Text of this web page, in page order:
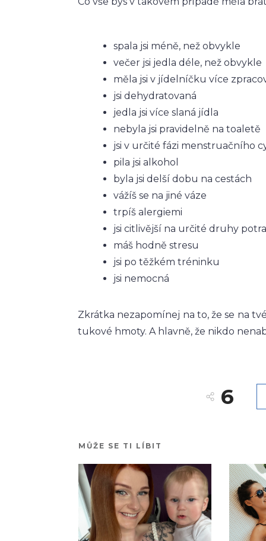
spala jsi méně, než obvykle
večer jsi jedla déle, než obvykle
měla jsi v jídelníčku více
jsi dehydratovaná
jedla jsi více slaná jídla
nebyla jsi pravidelně na toaletě
jsi v určité fázi menstruačního
pila jsi alkohol
byla jsi delší dobu na cestách
vážíš se na jiné váze
trpíš alergiemi
jsi citlivější na určité druhy
máš hodně stresu
jsi po těžkém tréninku
jsi nemocná
Zkrátka nezapomínej na to, že se na
tukové hmoty. A hlavně, že nikdo
6
MŮŽE SE TI LÍBIT